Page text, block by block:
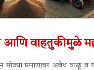
वाहतुकीमुळे
मोठ्या प्रमाणावर अवैध वाळू